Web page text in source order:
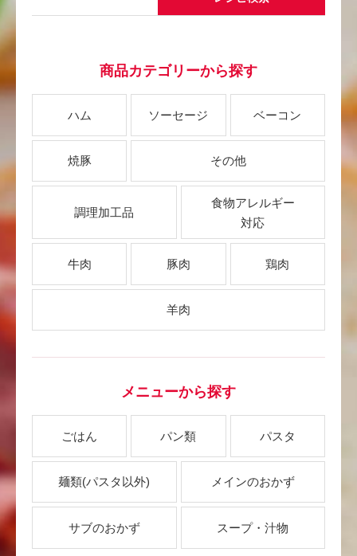
商品カテゴリーから探す
ハム ソーセージ ベーコン
焼豚 その他
調理加工品
食物アレルギー
対応
牛肉 豚肉 鶏肉
羊肉
メニューから探す
ごはん パン類 パスタ
麺類(パスタ以外) メインのおかず
サブのおかず スープ・汁物